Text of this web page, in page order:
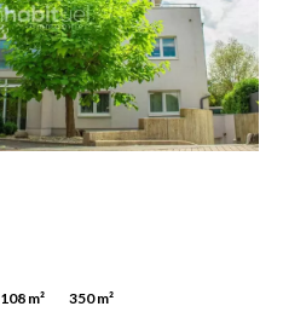
108 m² 350 m²